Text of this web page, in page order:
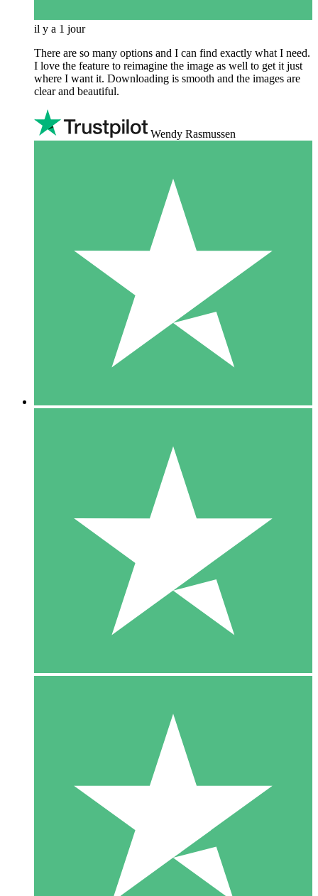
il y a 1 jour
There are so many options and I can find exactly what I need.
I love the feature to reimagine the image as well to get it just
where I want it. Downloading is smooth and the images are
clear and beautiful.
Wendy Rasmussen